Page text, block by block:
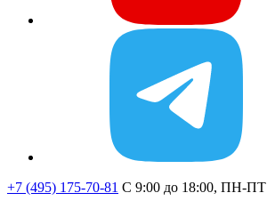
+7 (495) 175-70-81 C 9:00 до 18:00, ПН-ПТ